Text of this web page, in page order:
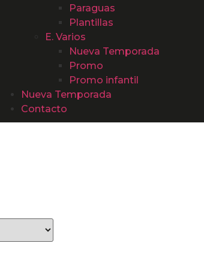
Paraguas
Plantillas
E. Varios
Nueva Temporada
Promo
Promo infantil
Nueva Temporada
Contacto